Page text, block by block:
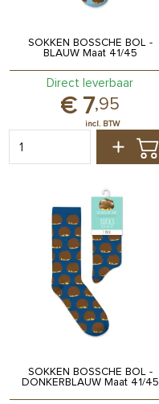
SOKKEN BOSSCHE BOL -
BLAUW Maat 41/45
7,95
Direct leverbaar
SOKKEN BOSSCHE BOL -
DONKERBLAUW Maat 41/45